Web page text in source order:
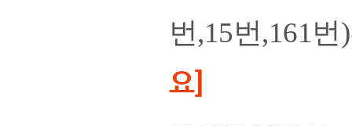
번,15번,161
요]